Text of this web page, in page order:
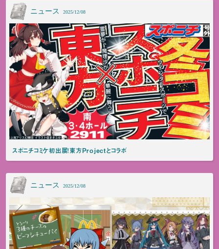
ニュース 2025/12/08
スポニチコミケ初出展！東方Projectとコラボ
ニュース 2025/12/08